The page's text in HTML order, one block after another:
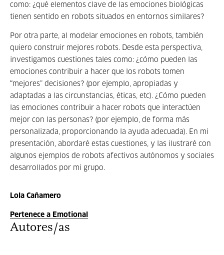
como: ¿qué elementos clave de las emociones biológicas
tienen sentido en robots situados en entornos similares?
Por otra parte, al modelar emociones en robots, también
quiero construir mejores robots. Desde esta perspectiva,
investigamos cuestiones tales como: ¿cómo pueden las
emociones contribuir a hacer que los robots tomen
“mejores” decisiones? (por ejemplo, apropiadas y
adaptadas a las circunstancias, éticas, etc). ¿Cómo pueden
las emociones contribuir a hacer robots que interactúen
mejor con las personas? (por ejemplo, de forma más
personalizada, proporcionando la ayuda adecuada). En mi
presentación, abordaré estas cuestiones, y las ilustraré con
algunos ejemplos de robots afectivos autónomos y sociales
desarrollados por mi grupo.
Lola Cañamero
Pertenece a Emotional
Autores/as